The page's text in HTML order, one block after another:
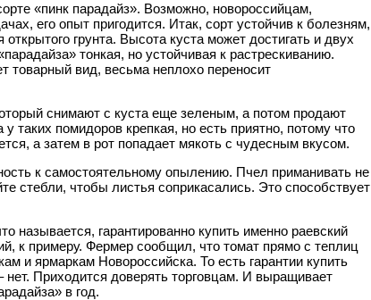
«пинк парадайз». Возможно, новороссийцам,
его опыт пригодится. Итак, сорт устойчив к болезням,
грунта. Высота куста может достигать и двух
тонкая, но устойчивая к растрескиванию.
товарный вид, весьма неплохо переносит
снимают с куста еще зеленым, а потом продают
помидоров крепкая, но есть приятно, потому что
а затем в рот попадает мякоть с чудесным вкусом.
к самостоятельному опылению. Пчел приманивать не
стебли, чтобы листья соприкасались. Это способствует
называется, гарантированно купить именно раевский
к примеру. Фермер сообщил, что томат прямо с теплиц
и ярмаркам Новороссийска. То есть гарантии купить
Приходится доверять торговцам. И выращивает
в год.